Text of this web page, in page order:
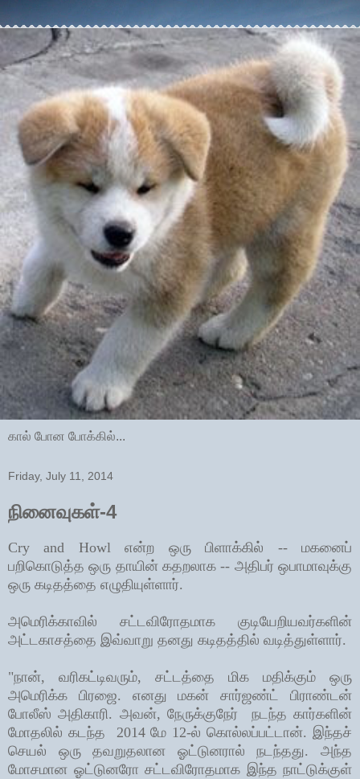
கால் போன போக்கில்...
Friday, July 11, 2014
நினைவுகள்-4
Cry and Howl என்ற ஒருபிளாக்கில் --மகனைப்
பறிகொடுத்த ஒரு தாயின் கதறலாக-- அதிபர்ஒபாமாவுக்கு
ஒரு கடிதத்தை எழுதியுள்ளார்.
அமெரிக்காவில் சட்டவிரோதமாக குடியேறியவர்களின்
அட்டகாசத்தை இவ்வாறு தனது கடிதத்தில் வடித்துள்ளார்.
"நான், வரிகட்டிவரும், சட்டத்தை மிக மதிக்கும் ஒரு
அமெரிக்க பிரஜை. எனது மகன் சார்ஜண்ட் பிராண்டன்
போலீஸ் அதிகாரி. அவன், நேருக்குநேர் நடந்த கார்களின்
மோதலில் கடந்த 2014 மே 12-ல் கொல்லப்பட்டான். இந்தச்
செயல் ஒரு தவறுதலான ஓட்டுனரால் நடந்தது. அந்த
மோசமான ஓட்டுனரோ சட்டவிரோதமாக இந்த நாட்டுக்குள்